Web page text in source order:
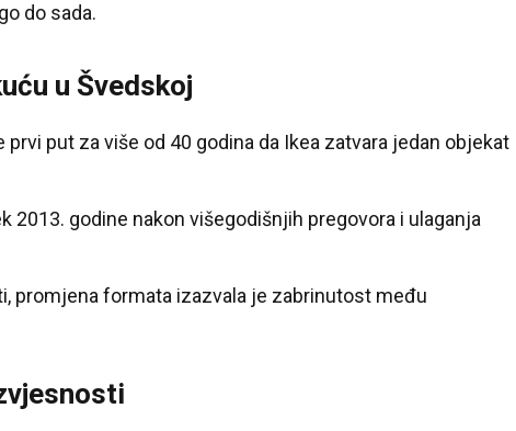
do sada.
u Švedskoj
put za više od 40 godina da Ikea zatvara jedan objekat
2013. godine nakon višegodišnjih pregovora i ulaganja
promjena formata izazvala je zabrinutost među